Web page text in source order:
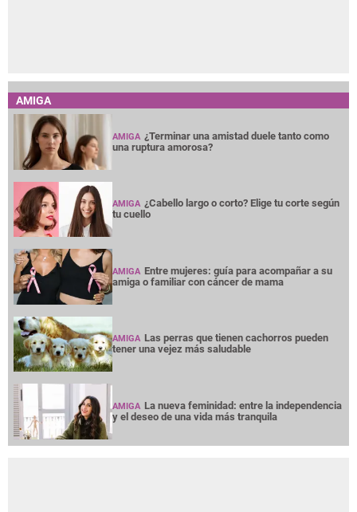
AMIGA
AMIGA ¿Terminar una amistad duele tanto como
una ruptura amorosa?
AMIGA ¿Cabello largo o corto? Elige tu corte según
tu cuello
AMIGA Entre mujeres: guía para acompañar a su
amiga o familiar con cáncer de mama
AMIGA Las perras que tienen cachorros pueden
tener una vejez más saludable
AMIGA La nueva feminidad: entre la independencia
y el deseo de una vida más tranquila